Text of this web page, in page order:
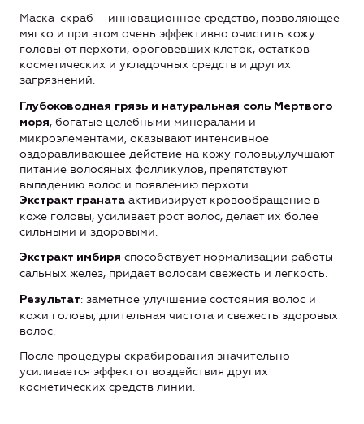
Маска-скраб – инновационное средство, позволяющее
мягко и при этом очень эффективно очистить кожу
головы от перхоти, ороговевших клеток, остатков
косметических и укладочных средств и других
загрязнений.
Глубоководная грязь и натуральная соль Мертвого
моря, богатые целебными минералами и
микроэлементами, оказывают интенсивное
оздоравливающее действие на кожу головы,улучшают
питание волосяных фолликулов, препятствуют
выпадению волос и появлению перхоти.
Экстракт граната активизирует кровообращение в
коже головы, усиливает рост волос, делает их более
сильными и здоровыми.
Экстракт имбиря способствует нормализации работы
сальных желез, придает волосам свежесть и легкость.
Результат: заметное улучшение состояния волос и
кожи головы, длительная чистота и свежесть здоровых
волос.
После процедуры скрабирования значительно
усиливается эффект от воздействия других
косметических средств линии.